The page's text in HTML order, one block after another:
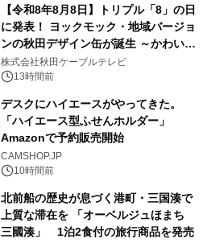
【令和8年8月8日】トリプル「8」の日
に発表！ ヨックモック・地域バージョ
ンの秋田デザイン缶が誕生 ～かわいい
秋田犬の子犬と秋田の四季と名所を巡
るパッケージ～ 9月1日(火)秋田県内で
株式会社秋田ケーブルテレビ
13時間前
デスクにハイエースがやってきた。
「ハイエース型ふせんホルダー」
Amazonで予約販売開始
CAMSHOP.JP
10時間前
北前船の歴史が息づく港町・三国湊で
上質な滞在を 「オーベルジュほまち
三國湊」 1泊2食付の旅行商品を発売